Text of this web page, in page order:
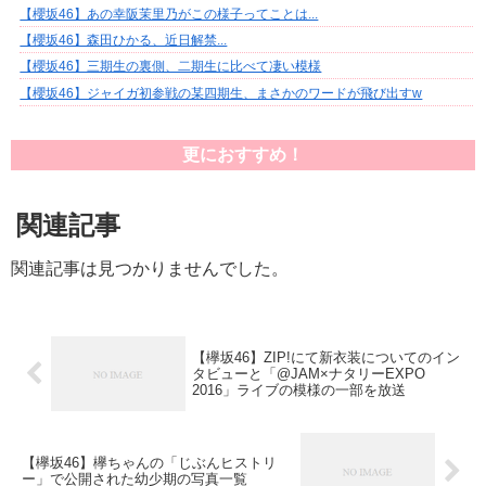
【櫻坂46】あの幸阪茉里乃がこの様子ってことは...
【櫻坂46】森田ひかる、近日解禁...
【櫻坂46】三期生の裏側、二期生に比べて凄い模様
【櫻坂46】ジャイガ初参戦の某四期生、まさかのワードが飛び出すw
更におすすめ！
関連記事
関連記事は見つかりませんでした。
【欅坂46】ZIP!にて新衣装についてのイン
タビューと「@JAM×ナタリーEXPO
2016」ライブの模様の一部を放送
【欅坂46】欅ちゃんの「じぶんヒストリ
ー」で公開された幼少期の写真一覧